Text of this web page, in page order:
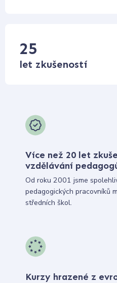
25
let zkušeností
Více než 20 let
vzdělávání
Od roku 2001 jsme
pedagogických pracovníků
středních škol.
Kurzy hrazené z